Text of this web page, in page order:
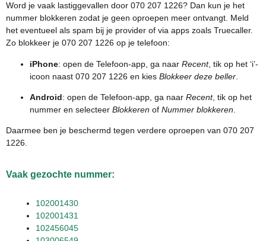
Word je vaak lastiggevallen door 070 207 1226? Dan kun je het
nummer blokkeren zodat je geen oproepen meer ontvangt. Meld
het eventueel als spam bij je provider of via apps zoals Truecaller.
Zo blokkeer je 070 207 1226 op je telefoon:
iPhone: open de Telefoon-app, ga naar Recent, tik op het ‘i’-
icoon naast 070 207 1226 en kies Blokkeer deze beller
Android: open de Telefoon-app, ga naar Recent, tik op het
nummer en selecteer Blokkeren of Nummer blokkeren
Daarmee ben je beschermd tegen verdere oproepen van 070 207
1226.
Vaak gezochte nummer:
102001430
102001431
102456045